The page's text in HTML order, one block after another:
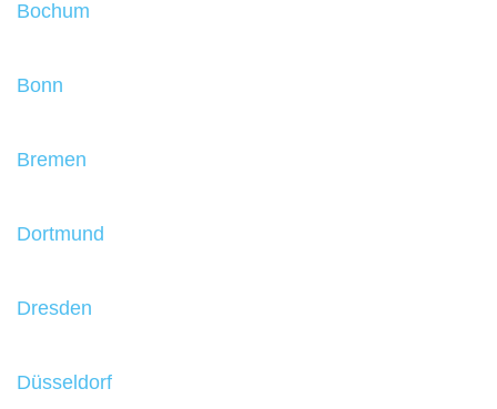
Bochum
Bonn
Bremen
Dortmund
Dresden
Düsseldorf